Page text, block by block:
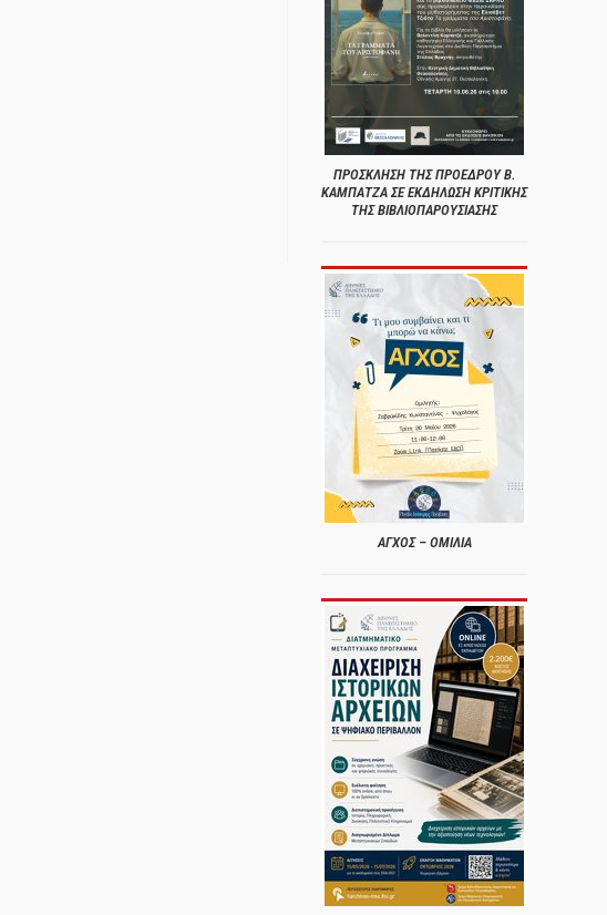
ΠΡΟΣΚΛΗΣΗ ΤΗΣ ΠΡΟΕΔΡΟΥ Β.
ΚΑΜΠΑΤΖΑ ΣΕ ΕΚΔΗΛΩΣΗ ΚΡΙΤΙΚΗΣ
ΤΗΣ ΒΙΒΛΙΟΠΑΡΟΥΣΙΑΣΗΣ
ΑΓΧΟΣ – ΟΜΙΛΙΑ